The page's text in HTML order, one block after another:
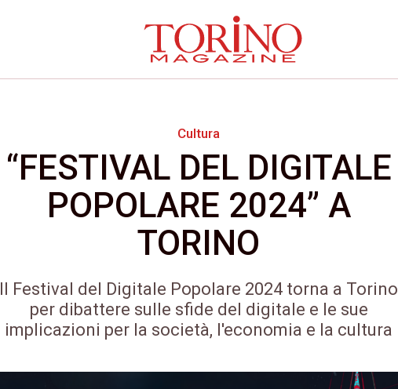
Cultura
“FESTIVAL DEL DIGITALE
POPOLARE 2024” A
TORINO
Il Festival del Digitale Popolare 2024 torna a Torino
per dibattere sulle sfide del digitale e le sue
implicazioni per la società, l'economia e la cultura